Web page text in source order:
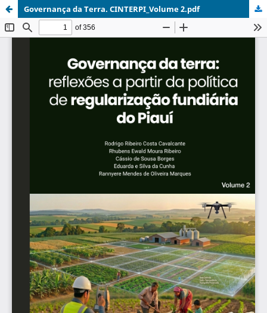
Governança da Terra. CINTERPI_Volume 2.pdf